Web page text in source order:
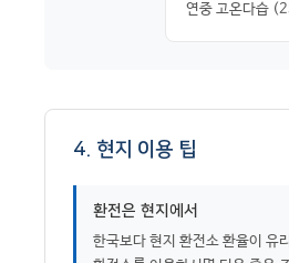
연중 고온다습
4. 현지 이용 팁
환전은 현지에서
한국보다 현지 환전소 환율이 유